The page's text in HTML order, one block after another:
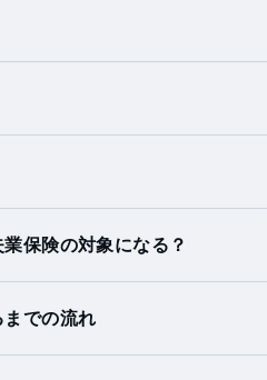
保険の対象になる？
での流れ